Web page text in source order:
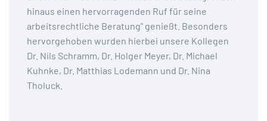
hinaus einen hervorragenden Ruf für seine
arbeitsrechtliche Beratung" genießt. Besonders
hervorgehoben wurden hierbei unsere Kollegen
Dr. Nils Schramm, Dr. Holger Meyer, Dr. Michael
Kuhnke, Dr. Matthias Lodemann und Dr. Nina
Tholuck.